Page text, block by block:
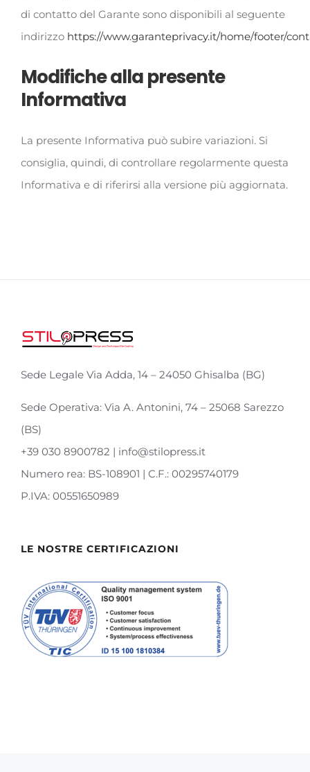
di contatto del Garante sono disponibili al seguente
indirizzo https://www.garanteprivacy.it/home/footer/
Modifiche alla presente
Informativa
La presente Informativa può subire variazioni. Si
consiglia, quindi, di controllare regolarmente questa
Informativa e di riferirsi alla versione più aggiornata.
Sede Legale Via Adda, 14 – 24050 Ghisalba (BG)
Sede Operativa: Via A. Antonini, 74 – 25068 Sarezzo
(BS)
+39 030 8900782 | info@stilopress.it
Numero rea: BS-108901 | C.F.: 00295740179
P.IVA: 00551650989
LE NOSTRE CERTIFICAZIONI